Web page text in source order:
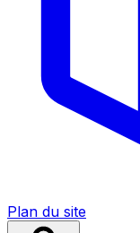
Plan du site